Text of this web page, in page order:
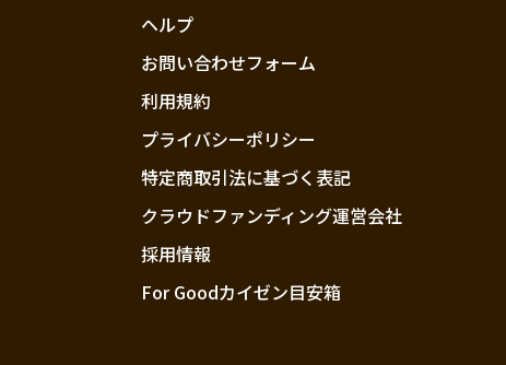
ヘルプ
お問い合わせフォーム
利用規約
プライバシーポリシー
特定商取引法に基づく表記
クラウドファンディング運営会社
採用情報
For Goodカイゼン目安箱